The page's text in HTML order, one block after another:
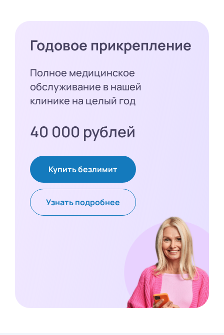
Годовое прикрепление
Полное медицинское
обслуживание в нашей
клинике на целый год
40 000 рублей
Купить безлимит
Узнать подробнее